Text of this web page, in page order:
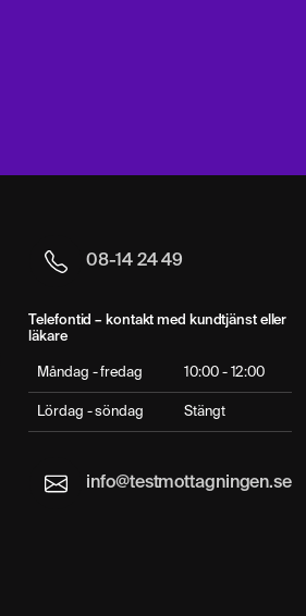
08-14 24 49
Telefontid – kontakt med kundtjänst eller
läkare
Måndag - fredag 10:00 - 12:00
Lördag - söndag Stängt
info@testmottagningen.se